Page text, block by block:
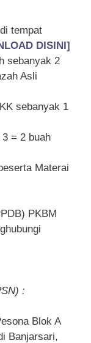
tempat
DISINI]
sebanyak 2
Asli
sebanyak 1
= 2 buah
Materai
PKBM
:
Blok A
Banjarsari,